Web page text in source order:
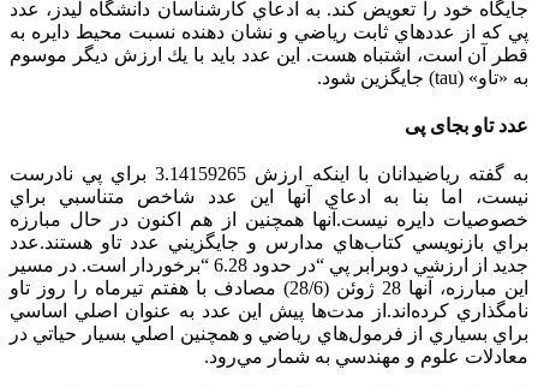
جايگاه خود را تعويض كند. به ادعاي كارشناسان دانشگاه ليدز،‌ عدد
پي كه از عددهاي ثابت رياضي و نشان دهنده نسبت محيط دايره به
قطر آن است، اشتباه هست. این عدد بايد با يك ارزش ديگر موسوم
به «تاو» (tau) جايگزين شود.
عدد تاو بجای پی
به گفته رياضيدانان با اينكه ارزش 3.14159265 براي پي نادرست
نيست، اما بنا به ادعاي آنها اين عدد شاخص متناسبي براي
خصوصيات دايره نيست.آنها همچنين از هم اكنون در حال مبارزه
براي بازنويسي كتاب‌هاي مدارس و جايگزيني عدد تاو هستند.عدد
جدید از ارزشي دوبرابر پي “در حدود 6.28 “برخوردار است. در مسير
اين مبارزه، آنها 28 ژوئن (28/6) مصادف با هفتم تيرماه را روز تاو
نامگذاري كرده‌اند.از مدت‌ها پيش اين عدد به عنوان اصلي اساسي
براي بسياري از فرمول‌هاي رياضي و همچنين اصلي بسيار حياتي در
معادلات علوم و مهندسي به شمار مي‌رود.